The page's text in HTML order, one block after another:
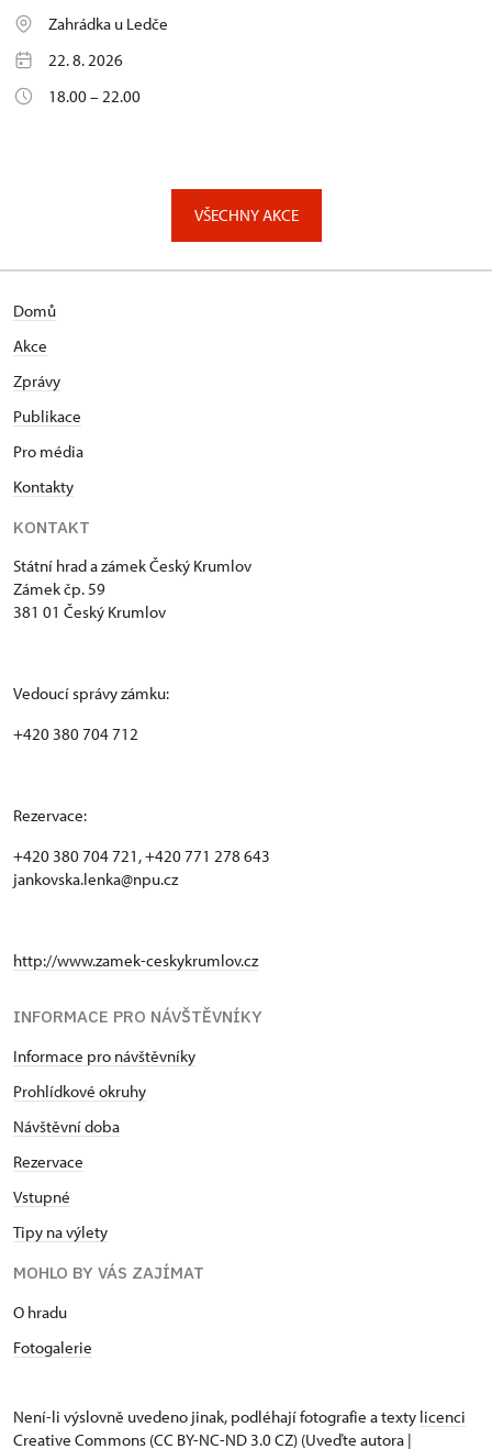
Zahrádka u Ledče
22. 8. 2026
18.00 – 22.00
VŠECHNY AKCE
Domů
Akce
Zprávy
Publikace
Pro média
Kontakty
KONTAKT
Státní hrad a zámek Český Krumlov
Zámek čp. 59
381 01 Český Krumlov
Vedoucí správy zámku:
+420 380 704 712
Rezervace:
+420 380 704 721, +420 771 278 643
jankovska.lenka@npu.cz
http://www.zamek-ceskykrumlov.cz
INFORMACE PRO NÁVŠTĚVNÍKY
Informace pro návštěvníky
Prohlídkové okruhy
Návštěvní doba
Rezervace
Vstupné
Tipy na výlety
MOHLO BY VÁS ZAJÍMAT
O hradu
Fotogalerie
Není-li výslovně uvedeno jinak, podléhají fotografie a texty licenci
Creative Commons (CC BY-NC-ND 3.0 CZ) (Uveďte autora |